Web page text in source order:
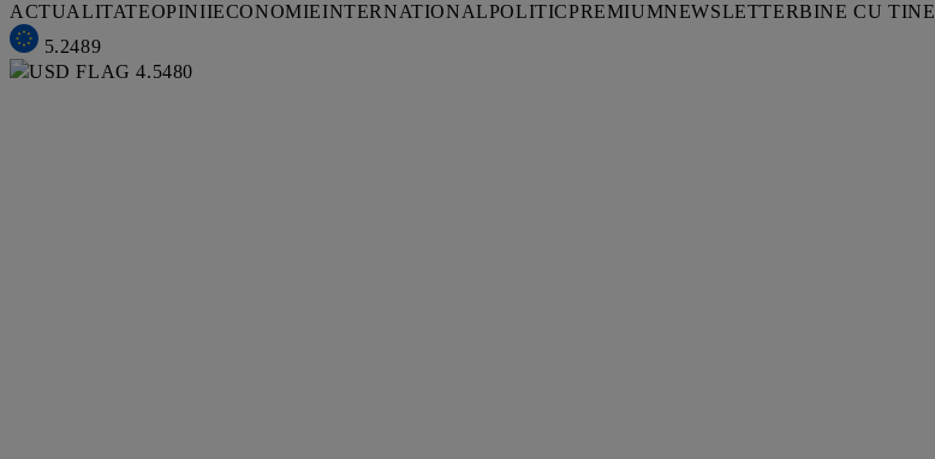
ACTUALITATEOPINIIECONOMIEINTERNATIONALPOLITICPREMIUMNEWSLETTERBINE CU TINE
5.2489
4.5480